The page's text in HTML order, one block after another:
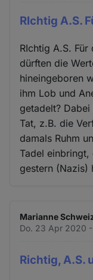
RIchtig A.S.
RIchtig A.S. Für
dürften die
hineingeboren
ihm Lob und
getadelt?
Tat, z.B. die
damals Ruhm
Tadel
gestern (Nazis)
Marianne
Do. 23 Apr 2020 -
Richtig, A.S.